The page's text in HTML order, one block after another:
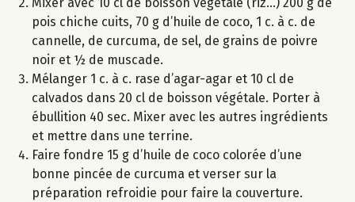
pois chiche cuits, 70 g d’huile de coco, 1 c. à c. de
cannelle, de curcuma, de sel, de grains de poivre
noir et ½ de muscade.
Mélanger 1 c. à c. rase d’agar-agar et 10 cl de
calvados dans 20 cl de boisson végétale. Porter à
ébullition 40 sec. Mixer avec les autres ingrédients
et mettre dans une terrine.
Faire fondre 15 g d’huile de coco colorée d’une
bonne pincée de curcuma et verser sur la
préparation refroidie pour faire la couverture.